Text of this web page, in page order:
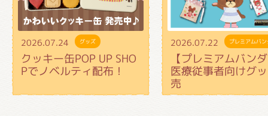
2026.07.24 グッズ
クッキー缶POP UP SHO
Pでノベルティ配布！
2026.07.22 プレミアムバ
【プレミアムバン
医療従事者向けグ
売